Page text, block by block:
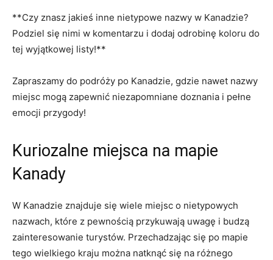
**Czy znasz ⁤jakieś inne nietypowe nazwy​ w Kanadzie?
Podziel się nimi w komentarzu i dodaj odrobinę‌ koloru do
tej​ wyjątkowej listy!**
Zapraszamy do⁤ podróży po Kanadzie, gdzie nawet nazwy
miejsc mogą zapewnić niezapomniane doznania i⁤ pełne
emocji przygody!
Kuriozalne miejsca na ‌mapie
‍Kanady
W ⁣Kanadzie znajduje się wiele miejsc ⁣o nietypowych
nazwach, które z pewnością‍ przykuwają uwagę i budzą
zainteresowanie turystów. Przechadzając się ⁤po ⁤mapie
tego wielkiego kraju można natknąć się⁢ na różnego